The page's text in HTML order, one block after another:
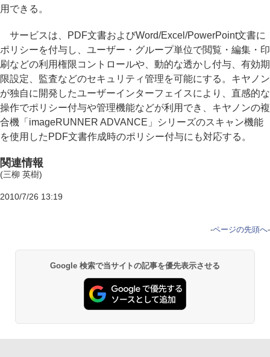
用できる。
サービスは、PDF文書およびWord/Excel/PowerPoint文書に
ポリシーを付与し、ユーザー・グループ単位で閲覧・編集・印
刷などの利用権限コントロールや、動的な透かし付与、有効期
限設定、監査などのセキュリティ管理を可能にする。キヤノン
が独自に開発したユーザーインターフェイスにより、直感的な
操作でポリシー付与や管理機能などが利用でき、キヤノンの複
合機「imageRUNNER ADVANCE」シリーズのスキャン機能
を使用したPDF文書作成時のポリシー付与にも対応する。
関連情報
(三柳 英樹)
2010/7/26 13:19
-ページの先頭へ-
Google 検索で当サイトの記事を優先表示させる